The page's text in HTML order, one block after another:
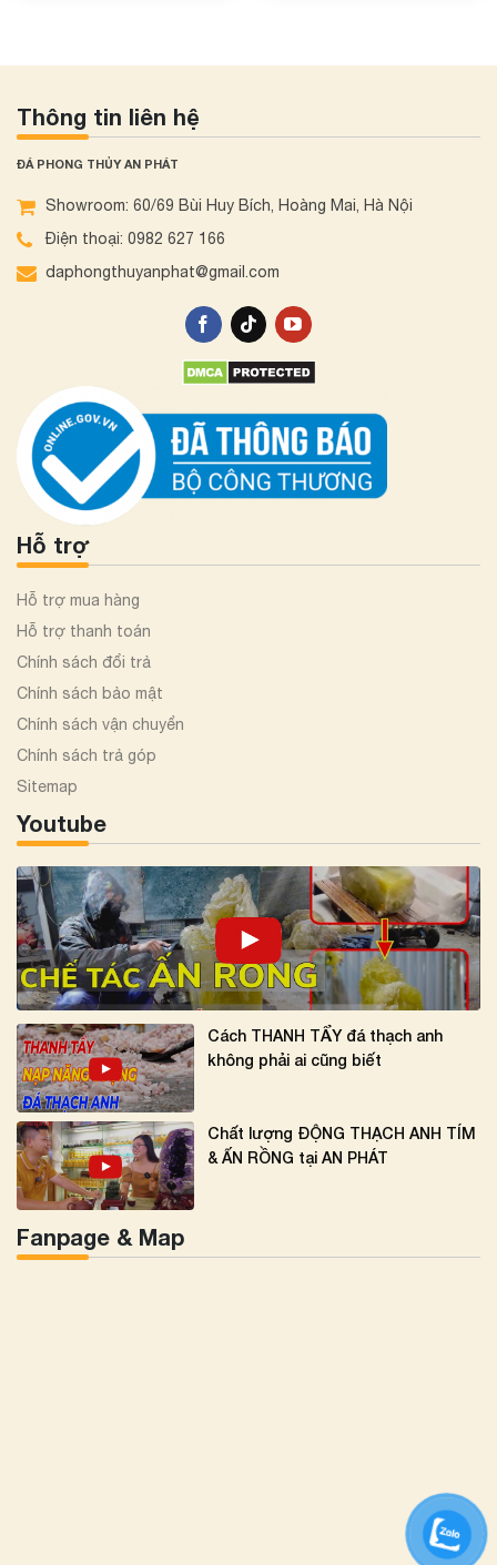
Thông tin liên hệ
ĐÁ PHONG THỦY AN PHÁT
Showroom: 60/69 Bùi Huy Bích, Hoàng Mai, Hà Nội
Điện thoại: 0982 627 166
daphongthuyanphat@gmail.com
Hỗ trợ
Hỗ trợ mua hàng
Hỗ trợ thanh toán
Chính sách đổi trả
Chính sách bảo mật
Chính sách vận chuyển
Chính sách trả góp
Sitemap
Youtube
Cách THANH TẨY đá thạch anh
không phải ai cũng biết
Chất lượng ĐỘNG THẠCH ANH TÍM
& ẤN RỒNG tại AN PHÁT
Fanpage & Map